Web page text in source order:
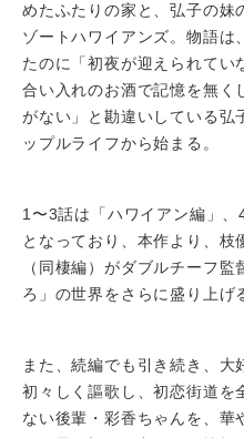
めたふたりの家と、弘子の妹
ゾートハワイアンズ。物語は
たのに「初夜が迎えられてい
合い入れのお酒で記憶を無く
がない」と勘違いしている弘
ップルライフから始まる。
1〜3話は「ハワイアン編」
となっており、本作より、
（同棲編）がダブルチーフ
ろ」の世界をさらに盛り上げ
また、続編でも引き続き、大
初々しく謳歌し、初恋街道を
ない後輩・彩香ちゃんを、華